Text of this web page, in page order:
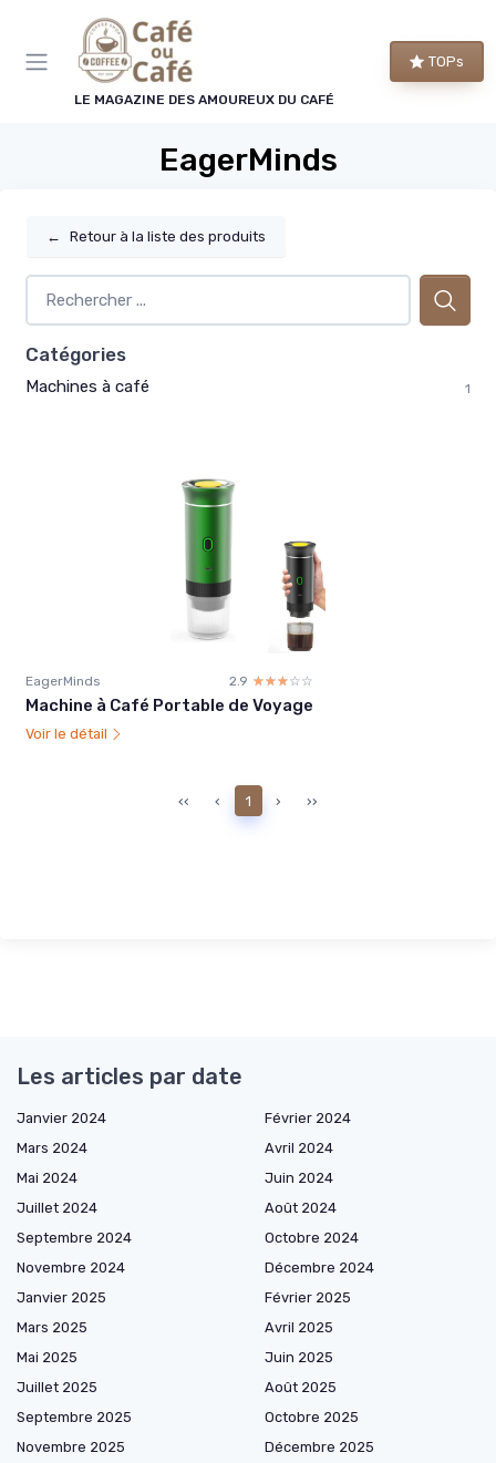
LE MAGAZINE DES AMOUREUX DU CAFÉ
TOPs
EagerMinds
← Retour à la liste des produits
Catégories
Machines à café 1
EagerMinds 2.9 ☆☆☆☆☆
★★★★★
Machine à Café Portable de Voyage
Voir le détail
‹‹ ‹ 1 › ››
Les articles par date
Janvier 2024
Février 2024
Mars 2024
Avril 2024
Mai 2024
Juin 2024
Juillet 2024
Août 2024
Septembre 2024
Octobre 2024
Novembre 2024
Décembre 2024
Janvier 2025
Février 2025
Mars 2025
Avril 2025
Mai 2025
Juin 2025
Juillet 2025
Août 2025
Septembre 2025
Octobre 2025
Novembre 2025
Décembre 2025
Panneau de gestion des cookies